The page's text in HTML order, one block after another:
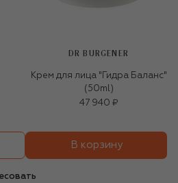
DR BURGENER
Крем для лица "Гидра Баланс"
(50ml)
47 940 ₽
В корзину